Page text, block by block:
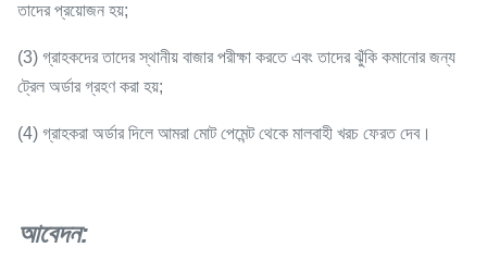
তাদের প্রয়োজন হয়;
(3) গ্রাহকদের তাদের স্থানীয় বাজার পরীক্ষা করতে এবং তাদের ঝুঁকি কমানোর জন্য
ট্রেল অর্ডার গ্রহণ করা হয়;
(4) গ্রাহকরা অর্ডার দিলে আমরা মোট পেমেন্ট থেকে মালবাহী খরচ ফেরত দেব।
আবেদন: